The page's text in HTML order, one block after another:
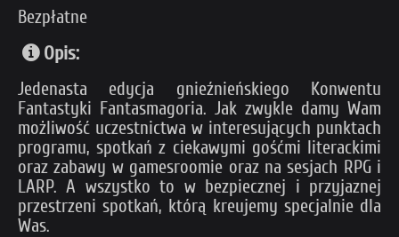
Bezpłatne
Opis:
Jedenasta edycja gnieźnieńskiego Konwentu
Fantastyki Fantasmagoria. Jak zwykle damy Wam
możliwość uczestnictwa w interesujących punktach
programu, spotkań z ciekawymi gośćmi literackimi
oraz zabawy w gamesroomie oraz na sesjach RPG i
LARP. A wszystko to w bezpiecznej i przyjaznej
przestrzeni spotkań, którą kreujemy specjalnie dla
Was.